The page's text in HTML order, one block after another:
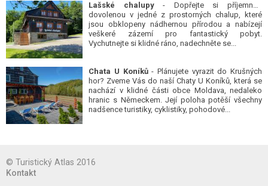
Lašské chalupy- Dopřejte si příjemnou
dovolenou v jedné z prostorných chalup, které
jsou obklopeny nádhernou přírodou a nabízejí
veškeré zázemí pro fantastický pobyt.
Vychutnejte si klidné ráno, nadechněte se...
Chata U Koníků- Plánujete vyrazit do Krušných
hor? Zveme Vás do naší Chaty U Koníků, která se
nachází v klidné části obce Moldava, nedaleko
hranic s Německem. Její poloha potěší všechny
nadšence turistiky, cyklistiky, pohodové...
© Turistický Atlas 2016
Kontakt